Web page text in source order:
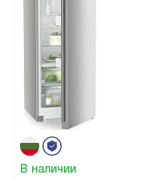
В наличии